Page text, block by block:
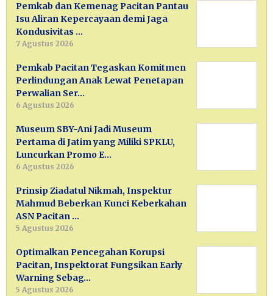
Pemkab dan Kemenag Pacitan Pantau
Isu Aliran Kepercayaan demi Jaga
Kondusivitas …
7 Agustus 2026
Pemkab Pacitan Tegaskan Komitmen
Perlindungan Anak Lewat Penetapan
Perwalian Ser…
6 Agustus 2026
Museum SBY-Ani Jadi Museum
Pertama di Jatim yang Miliki SPKLU,
Luncurkan Promo E…
6 Agustus 2026
Prinsip Ziadatul Nikmah, Inspektur
Mahmud Beberkan Kunci Keberkahan
ASN Pacitan …
5 Agustus 2026
Optimalkan Pencegahan Korupsi
Pacitan, Inspektorat Fungsikan Early
Warning Sebag…
5 Agustus 2026